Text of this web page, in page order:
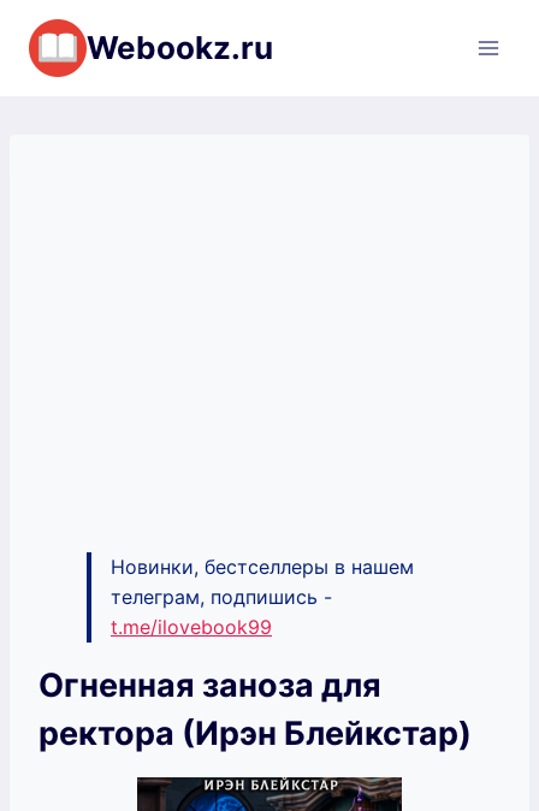
Перейти
содержимому
Webookz.ru
Новинки, бестселлеры в нашем
телеграм, подпишись -
t.me/ilovebook99
Огненная заноза для
ректора (Ирэн Блейкстар)